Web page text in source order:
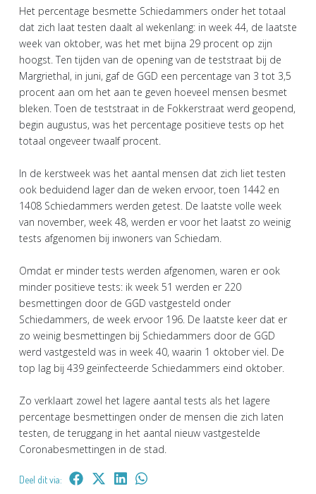
Het percentage besmette Schiedammers onder het totaal
dat zich laat testen daalt al wekenlang: in week 44, de laatste
week van oktober, was het met bijna 29 procent op zijn
hoogst. Ten tijden van de opening van de teststraat bij de
Margriethal, in juni, gaf de GGD een percentage van 3 tot 3,5
procent aan om het aan te geven hoeveel mensen besmet
bleken. Toen de teststraat in de Fokkerstraat werd geopend,
begin augustus, was het percentage positieve tests op het
totaal ongeveer twaalf procent.
In de kerstweek was het aantal mensen dat zich liet testen
ook beduidend lager dan de weken ervoor, toen 1442 en
1408 Schiedammers werden getest. De laatste volle week
van november, week 48, werden er voor het laatst zo weinig
tests afgenomen bij inwoners van Schiedam.
Omdat er minder tests werden afgenomen, waren er ook
minder positieve tests: ik week 51 werden er 220
besmettingen door de GGD vastgesteld onder
Schiedammers, de week ervoor 196. De laatste keer dat er
zo weinig besmettingen bij Schiedammers door de GGD
werd vastgesteld was in week 40, waarin 1 oktober viel. De
top lag bij 439 geïnfecteerde Schiedammers eind oktober.
Zo verklaart zowel het lagere aantal tests als het lagere
percentage besmettingen onder de mensen die zich laten
testen, de teruggang in het aantal nieuw vastgestelde
Coronabesmettingen in de stad.
Deel dit via: